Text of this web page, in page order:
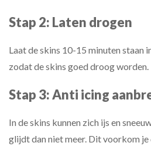
Stap 2: Laten drogen
Laat de skins 10-15 minuten staan
zodat de skins goed droog worden.
Stap 3: Anti icing
In de skins kunnen zich ijs en
glijdt dan niet meer. Dit voorkom je